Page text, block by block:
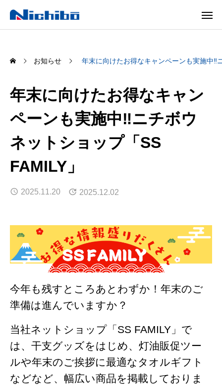
お知らせ 年末に向けたお得なキャンペーンも実施中‼
年末に向けたお得なキャン
ペーンも実施中‼ニチボウ
ネットショップ「SS
FAMILY」
2025.11.20 2025.12.02
今年も残すところあとわずか！年末のご
準備は進んでいますか？
当社ネットショップ「SS FAMILY」で
は、干支グッズをはじめ、灯油販促ツー
ルや年末のご挨拶に最適なタオルギフト
などなど、幅広い商品を掲載しておりま